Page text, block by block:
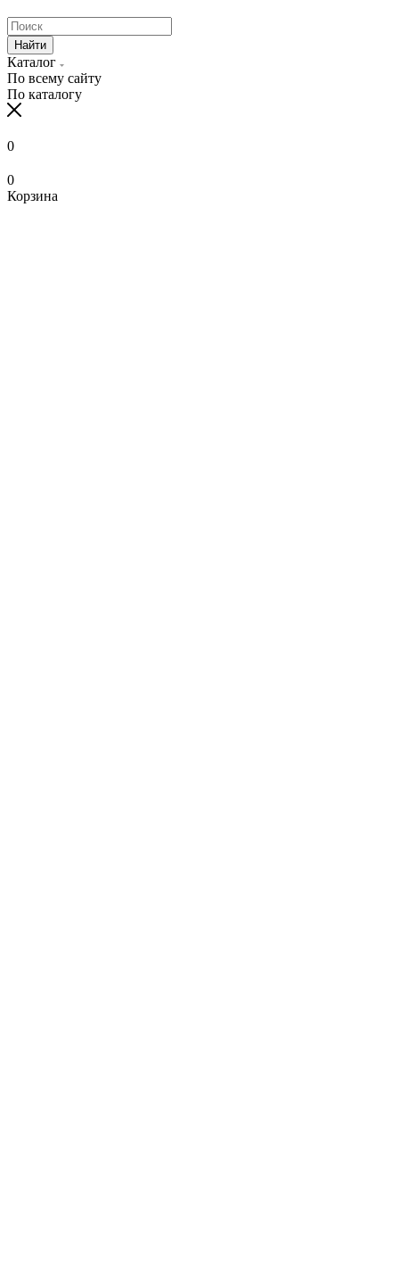
Найти
Каталог
По всему сайту
По каталогу
0
0
Корзина